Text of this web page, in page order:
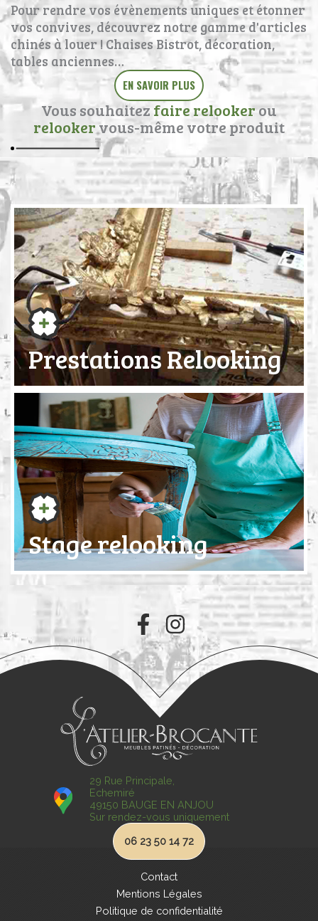
Pour rendre vos évènements uniques et étonner
vos convives, découvrez notre gamme d'articles
chinés à louer ! Chaises Bistrot, décoration,
tables anciennes…
EN SAVOIR PLUS
Vous souhaitez faire relookerou
relookervous-même votre produit
Prestations Relooking
Stage relooking
29 Rue Principale,
Echemiré
49150 BAUGE EN ANJOU
Sur rendez-vous uniquement
06 23 50 14 72
Contact
Mentions Légales
Politique de confidentialité